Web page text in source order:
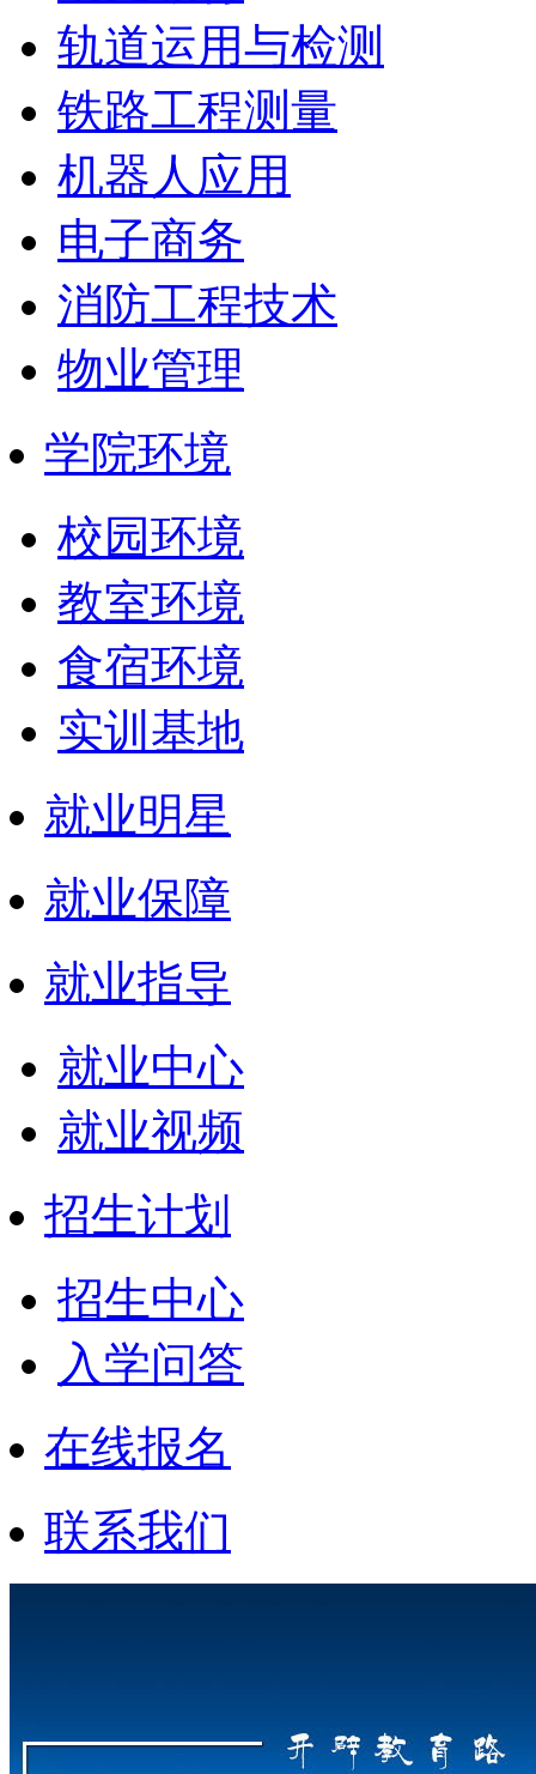
轨道运用与检测
铁路工程测量
机器人应用
电子商务
消防工程技术
物业管理
学院环境
校园环境
教室环境
食宿环境
实训基地
就业明星
就业保障
就业指导
就业中心
就业视频
招生计划
招生中心
入学问答
在线报名
联系我们